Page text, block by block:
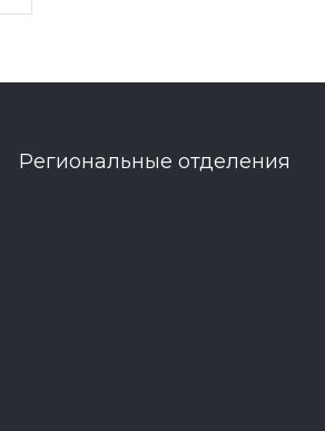
Региональные отделения